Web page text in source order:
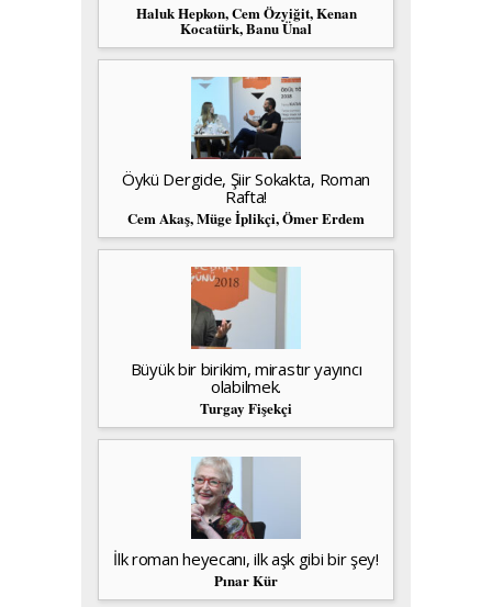
Haluk Hepkon, Cem Özyiğit, Kenan
Kocatürk, Banu Ünal
Öykü Dergide, Şiir Sokakta, Roman
Rafta!
Cem Akaş, Müge İplikçi, Ömer Erdem
Büyük bir birikim, mirastır yayıncı
olabilmek.
Turgay Fişekçi
İlk roman heyecanı, ilk aşk gibi bir şey!
Pınar Kür